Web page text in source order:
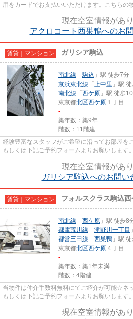
用をカードでお支払いいただけます。こちらの
現在空室情報があり
アクロコート西巣鴨へのお
賃貸｜マンション ガリシア駒込
南北線 「駒込 」駅 徒歩7分
京浜東北線 「 上中里 」駅
南北線 「 西ケ原 」駅 徒歩
東京都北区西ケ原 １丁目
-
築年数：築9年
階数：11階建
経験豊富なスタッフがご希望に沿ってお部屋を
もしくは下記ご予約フォームよりお願いします。
現在空室情報があり
ガリシア駒込へのお問い
賃貸｜マンション フォルスクラス駒込
南北線 「 西ケ原 」駅 徒歩8
都電荒川線 「 滝野川一丁目
都営三田線 「 西巣鴨 」駅
東京都北区西ケ原 ４丁目
-
築年数：築1年未満
階数：4階建
当物件は仲介手数料無料にてご紹介が可能☆ネ
もしくは下記ご予約フォームよりお願いします。
現在空室情報があり